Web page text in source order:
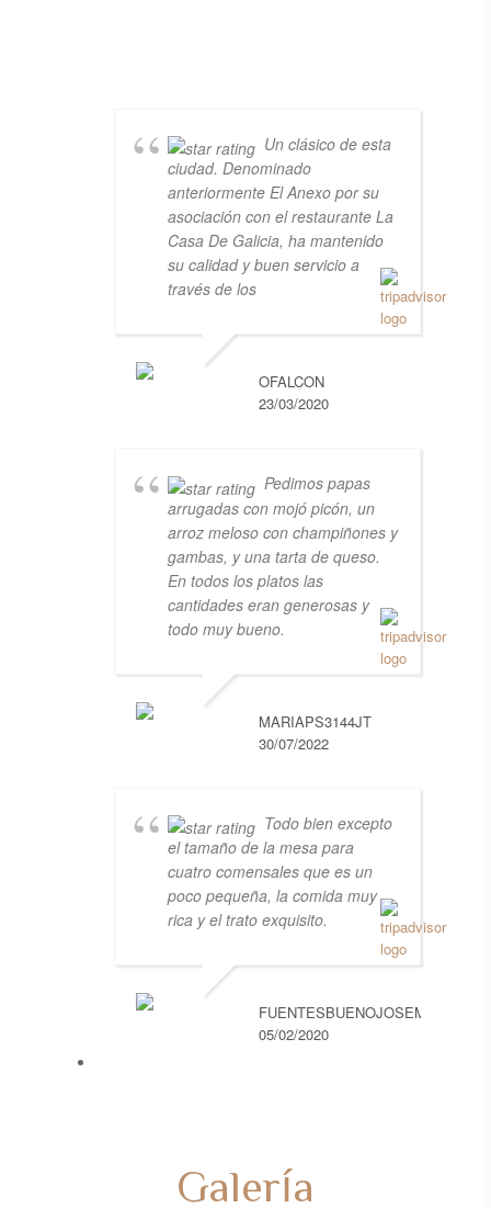
Un clásico de esta
ciudad. Denominado
anteriormente El Anexo por su
asociación con el restaurante La
Casa De Galicia, ha mantenido
su calidad y buen servicio a
través de los
OFALCON
23/03/2020
Pedimos papas
arrugadas con mojó picón, un
arroz meloso con champiñones y
gambas, y una tarta de queso.
En todos los platos las
cantidades eran generosas y
todo muy bueno.
MARIAPS3144JT
30/07/2022
Todo bien excepto
el tamaño de la mesa para
cuatro comensales que es un
poco pequeña, la comida muy
rica y el trato exquisito.
FUENTESBUENOJOSEMARI
05/02/2020
Galería